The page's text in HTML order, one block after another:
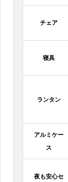
チェア
寝具
ランタン
アルミケー
ス
夜も安心セ